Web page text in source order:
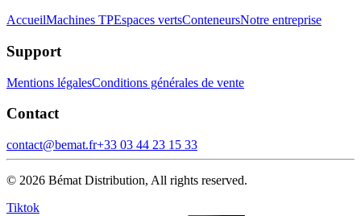
AccueilMachines TPEspaces vertsConteneursNotre entreprise
Support
Mentions légalesConditions générales de vente
Contact
contact@bemat.fr+33 03 44 23 15 33
© 2026 Bémat Distribution, All rights reserved.
Tiktok